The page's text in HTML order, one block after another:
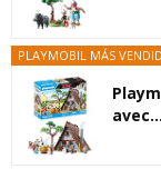
PLAYMOBIL MÁS
avec...